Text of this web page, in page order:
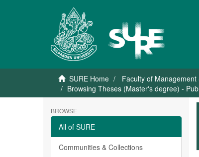
SURE Home Faculty of Management
Browsing Theses (Master's degree) -
BROWSE
All of SURE
Communities & Collections